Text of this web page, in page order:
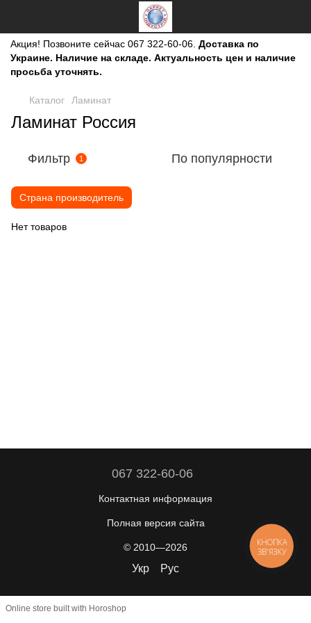
Акция! Позвоните сейчас 067 322-60-06. Доставка по
Украине. Наличие на складе. Актуальность цен и наличие
просьба уточнять.
Каталог Ламинат
Ламинат Россия
Фильтр 1 По популярности
Страна производитель
Нет товаров
067 322-60-06
Контактная информация
Полная версия сайта
© 2010—2026
Укр Рус
Online store built with Horoshop
КНОПКА
ЗВ'ЯЗКУ